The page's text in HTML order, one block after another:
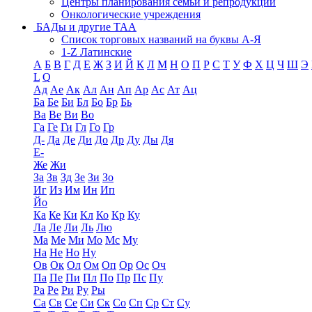
Онкологические учреждения
БАДы и другие ТАА
Список торговых названий на буквы А-Я
1-Z Латинские
А Б В Г Д Е Ж З И Й К Л М Н О П Р С Т У Ф Х Ц Ч Ш Э
L Q
Ад Ае Ак Ал Ан Ап Ар Ас Ат Ац
Ба Бе Би Бл Бо Бр Бь
Ва Ве Ви Во
Га Ге Ги Гл Го Гр
Д- Да Де Ди До Др Ду Ды Дя
Е-
Же Жи
За Зв Зд Зе Зи Зо
Иг Из Им Ин Ип
Йо
Ка Ке Ки Кл Ко Кр Ку
Ла Ле Ли Ль Лю
Ма Ме Ми Мо Мс Му
На Не Но Ну
Ов Ок Ол Ом Оп Ор Ос Оч
Па Пе Пи Пл По Пр Пс Пу
Ра Ре Ри Ру Ры
Са Св Се Си Ск Со Сп Ср Ст Су